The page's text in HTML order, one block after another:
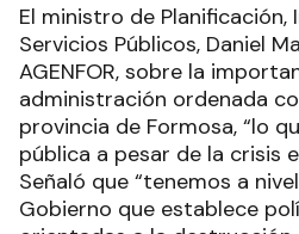
El ministro de Planificación,
Servicios Públicos, Daniel
AGENFOR, sobre la
administración ordenada
provincia de Formosa, “lo
pública a pesar de la crisis
Señaló que “tenemos a
Gobierno que establece